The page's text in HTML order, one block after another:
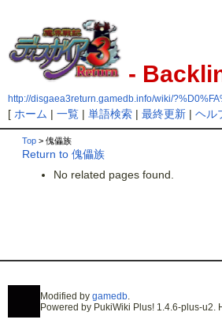
-
http://disgaea3return.gamedb.info/wiki/
[ ホーム | 一覧| 単語検索| 最終更新| ヘル
Top > 傀儡族
Return to 傀儡族
No related pages found.
Modified by gamedb.
Powered by PukiWiki Plus! 1.4.6-plus-u2.